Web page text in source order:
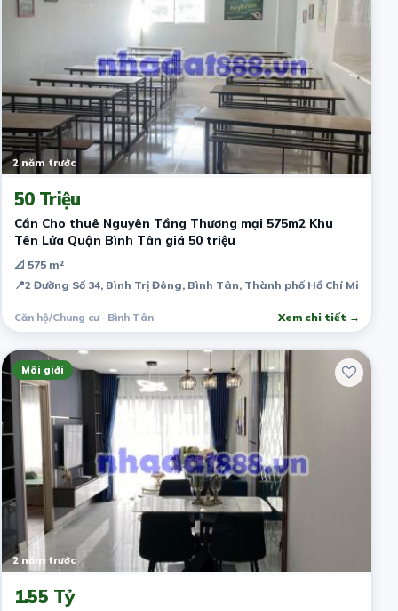
2 năm trước
50 Triệu
Cần Cho thuê Nguyên Tầng Thương mại 575m2 Khu
Tên Lửa Quận Bình Tân giá 50 triệu
📐 575 m²
📍2 Đường Số 34, Bình Trị Đông, Bình Tân, Thành phố Hồ Chí Minh,
Căn hộ/Chung cư · Bình Tân Xem chi tiết →
Môi giới
2 năm trước
1.55 Tỷ